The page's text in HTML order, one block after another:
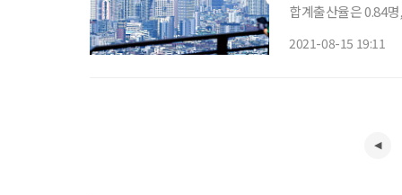
합계출산율은 0.84
2021-08-15 19:11